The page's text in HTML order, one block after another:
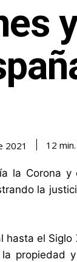
2021 12 min.
la Corona
la
el
propiedad